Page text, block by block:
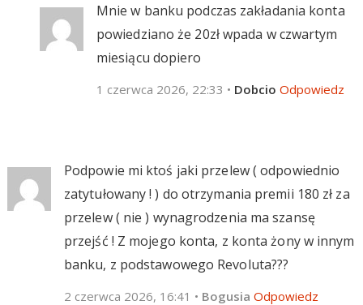
Mnie w banku podczas zakładania konta
powiedziano że 20zł wpada w czwartym
miesiącu dopiero
1 czerwca 2026, 22:33 • Dobcio Odpowiedz
Podpowie mi ktoś jaki przelew ( odpowiednio
zatytułowany ! ) do otrzymania premii 180 zł za
przelew ( nie ) wynagrodzenia ma szansę
przejść ! Z mojego konta, z konta żony w innym
banku, z podstawowego Revoluta???
2 czerwca 2026, 16:41 • Bogusia Odpowiedz